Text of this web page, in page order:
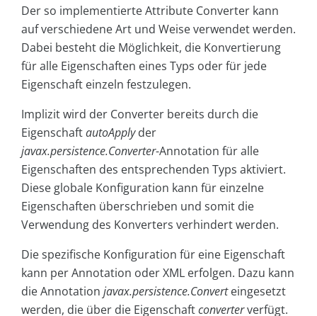
Der so implementierte Attribute Converter kann
auf verschiedene Art und Weise verwendet werden.
Dabei besteht die Möglichkeit, die Konvertierung
für alle Eigenschaften eines Typs oder für jede
Eigenschaft einzeln festzulegen.
Implizit wird der Converter bereits durch die
EigenschaftautoApplyder
javax.persistence.Converter-Annotation für alle
Eigenschaften des entsprechenden Typs aktiviert.
Diese globale Konfiguration kann für einzelne
Eigenschaften überschrieben und somit die
Verwendung des Konverters verhindert werden.
Die spezifische Konfiguration für eine Eigenschaft
kann per Annotation oder XML erfolgen. Dazu kann
die Annotation javax.persistence.Converteingesetzt
werden, die über die Eigenschaftconverterverfügt.